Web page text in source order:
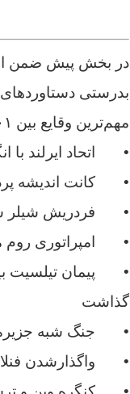
در بخش پیش ضمن
بدرستی دستاوردهای
مهم‌ترین وقایع بین ۱۸۰۱ تا ۱۸۳۰ توضیحاتی دادم. ازجمله:
• اتحاد ایرلند با
• کانت اندیشه
• فردریش شیلر
• امپراتوری روم
• پیمان تیلسیت بین
گذاشت
• جنگ شبه جزیره؛
• واگذارشدن